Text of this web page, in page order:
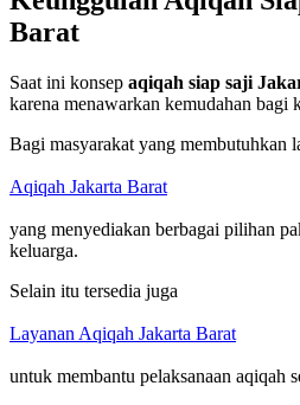
Barat
Saat ini konsep aqiqah siap saji
karena menawarkan kemudahan bagi
Bagi masyarakat yang membutuhkan
Aqiqah Jakarta Barat
yang menyediakan berbagai pilihan
keluarga.
Selain itu tersedia juga
Layanan Aqiqah Jakarta Barat
untuk membantu pelaksanaan aqiqah